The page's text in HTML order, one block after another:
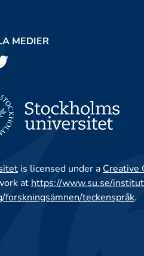
MEDIER
is licensed under a Creative
at https://www.su.se/
teckenspråk.